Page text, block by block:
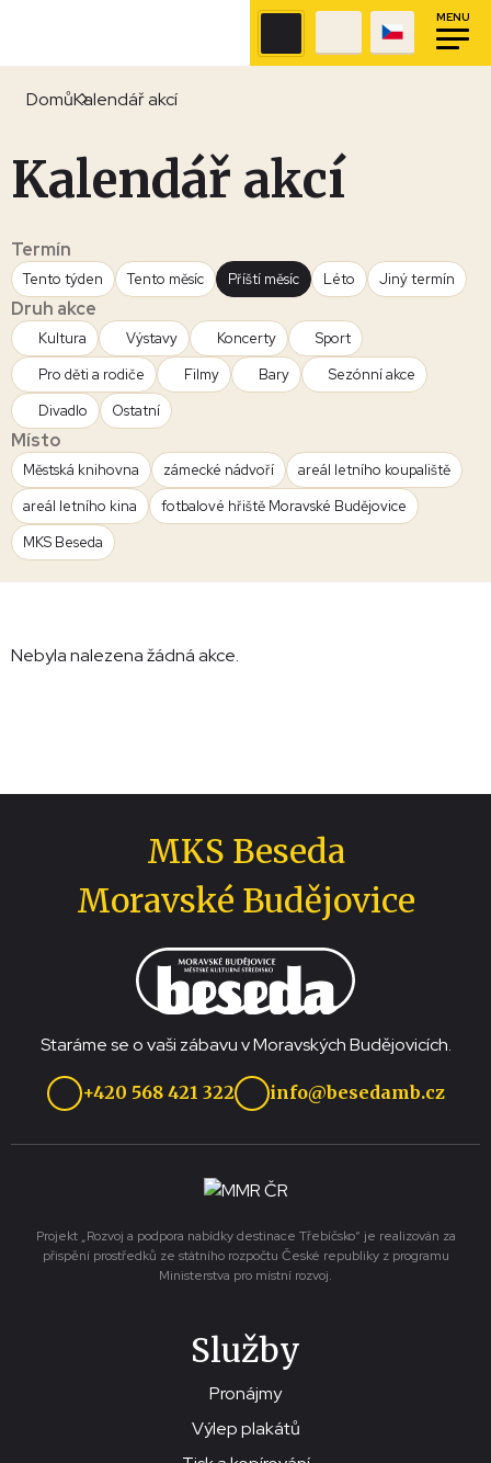
MENU
DomůKalendář akcí
Kalendář akcí
Termín
Tento týden Tento měsíc Příští měsíc Léto Jiný termín
Druh akce
Kultura Výstavy Koncerty
Sport
Pro děti a rodiče
Filmy Bary
Sezónní akce
Divadlo
Ostatní
Místo
Městská knihovna zámecké nádvoří
areál letního koupaliště
areál letního kina
fotbalové hřiště Moravské Budějovice
MKS Beseda
Nebyla nalezena žádná akce.
MKS Beseda
Moravské Budějovice
Staráme se o vaši zábavu v Moravských Budějovicích.
+420 568 421 322 info@besedamb.cz
Projekt „Rozvoj a podpora nabídky destinace Třebíčsko“ je realizován za
přispění prostředků ze státního rozpočtu České republiky z programu
Ministerstva pro místní rozvoj.
Služby
Pronájmy
Výlep plakátů